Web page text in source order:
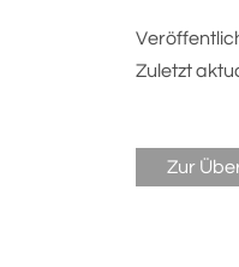
Zuletzt
Zur